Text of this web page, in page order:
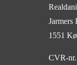
Jarmers
1551
CVR-